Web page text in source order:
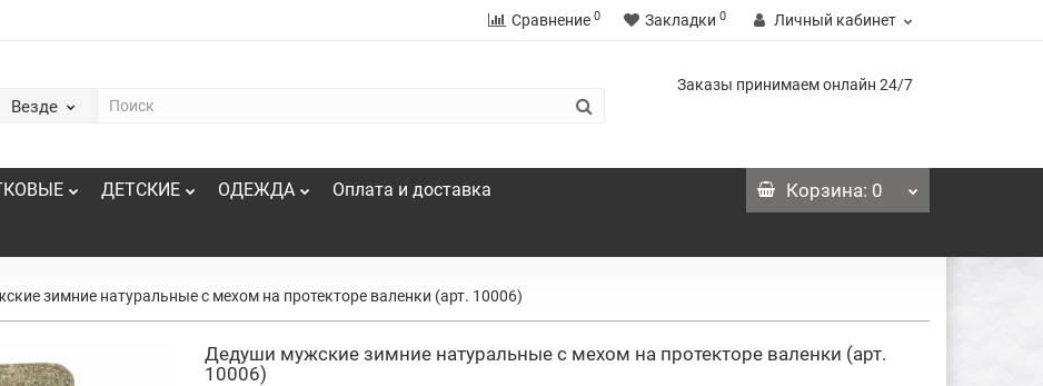
Сравнение 0 Закладки 0 Личный кабинет
Везде
Заказы принимаем онлайн 24/7
ДЕТСКИЕ ОДЕЖДА Оплата и доставка Корзина: 0
зимние натуральные с мехом на протекторе валенки (арт. 10006)
Дедуши мужские зимние натуральные с мехом на протекторе валенки (арт.
10006)